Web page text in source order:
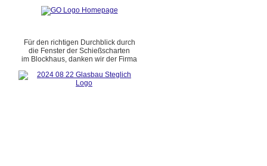
Für den richtigen Durchblick durch
die Fenster der Schießscharten
im Blockhaus, danken wir der Firma